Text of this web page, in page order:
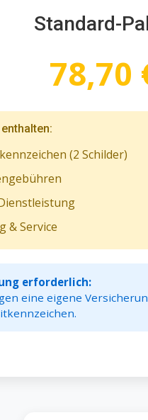
Standard-
78,70
(2 Schilder)
& Service
erforderlich:
eine eigene